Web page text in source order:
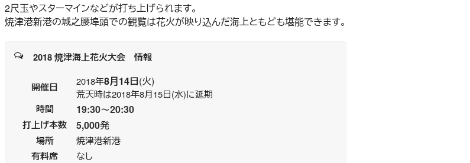
2尺玉やスターマインなどが打ち上げられます。
焼津港新港の城之腰埠頭での観覧は花火が映り込んだ海上ともども堪能できます。
2018 焼津海上花火大会 情報
開催日 2018年8月14日(火)
荒天時は2018年8月15日(水)に延期
時間 19:30～20:30
打上げ本数 5,000発
場所 焼津港新港
有料席 なし